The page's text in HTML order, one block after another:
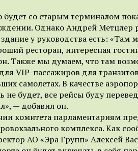
будет со старым терминалом
Однако Андрей Метцлер
у руководства есть: «Там
ресторан, интересная
Также мы думаем, что там
VIP-пассажиров для
самолетах. В качестве
не будет, все рейсы буду
— добавил он.
комитета парламентариям
комплекса.Как
АО «Эра Групп» Алексей